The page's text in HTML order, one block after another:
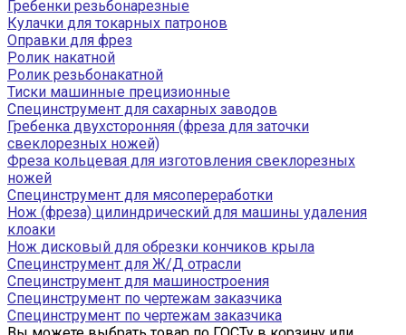
Гребенки резьбонарезные
Кулачки для токарных патронов
Оправки для фрез
Ролик накатной
Ролик резьбонакатной
Тиски машинные прецизионные
Специнструмент для сахарных заводов
Гребенка двухсторонняя (фреза для заточки
свеклорезных ножей)
Фреза кольцевая для изготовления свеклорезных
ножей
Специнструмент для мясопереработки
Нож (фреза) цилиндрический для машины удаления
клоаки
Нож дисковый для обрезки кончиков крыла
Специнструмент для Ж/Д отрасли
Специнструмент для машиностроения
Специнструмент по чертежам заказчика
Специнструмент по чертежам заказчика